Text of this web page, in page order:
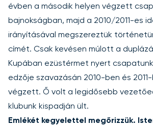
évben a második helyen végzett
bajnokságban, majd a 2010/2011-es
irányításával megszereztük
címét. Csak kevésen múlott a
Kupában ezüstérmet nyert csapatunk.
edzője szavazásán 2010-ben és
végzett. Ő volt a legidősebb
klubunk kispadján ült.
Emlékét kegyelettel megőrizzük.